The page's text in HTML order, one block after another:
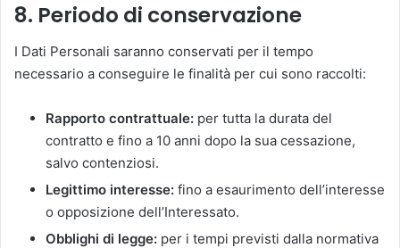
8. Periodo di conservazione
I Dati Personali saranno conservati per il tempo
necessario a conseguire le finalità per cui sono raccolti:
Rapporto contrattuale: per tutta la durata del
contratto e fino a 10 anni dopo la sua cessazione,
salvo contenziosi.
Legittimo interesse: fino a esaurimento dell’interesse
o opposizione dell’Interessato.
Obblighi di legge: per i tempi previsti dalla normativa